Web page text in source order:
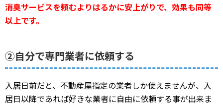
消臭サービスを頼むよりはるかに安上がりで、効果も同等
以上です。
②自分で専門業者に依頼する
入居日前だと、不動産屋指定の業者しか使えませんが、入
居日以降であれば好きな業者に自由に依頼する事が出来ま